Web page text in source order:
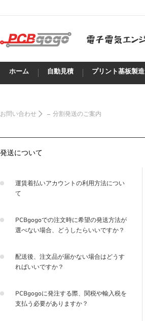
ホーム 自動見積 プリント基板製造
お問い合わせ 分割発送のご案内
発送について
運賃着払いアカウントの利用方法につい
て
PCBgogoでの注文時に希望の発送方法が
選べない場合、どうしたらいいですか？
配送後、注文品が届かない場合はどうす
ればいいですか？
PCBgogoに発注する際、関税や輸入税を
支払う必要がありますか？